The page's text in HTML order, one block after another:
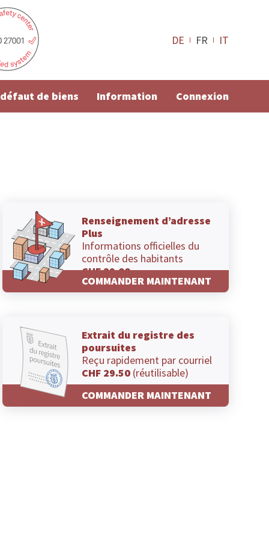
DE FR IT
de biens Information Connexion
Renseignement d’adresse
Plus
Informations officielles du
contrôle des habitants
CHF 29.00
COMMANDER MAINTENANT
Extrait du registre des
poursuites
Reçu rapidement par courriel
CHF 29.50 (réutilisable)
COMMANDER MAINTENANT